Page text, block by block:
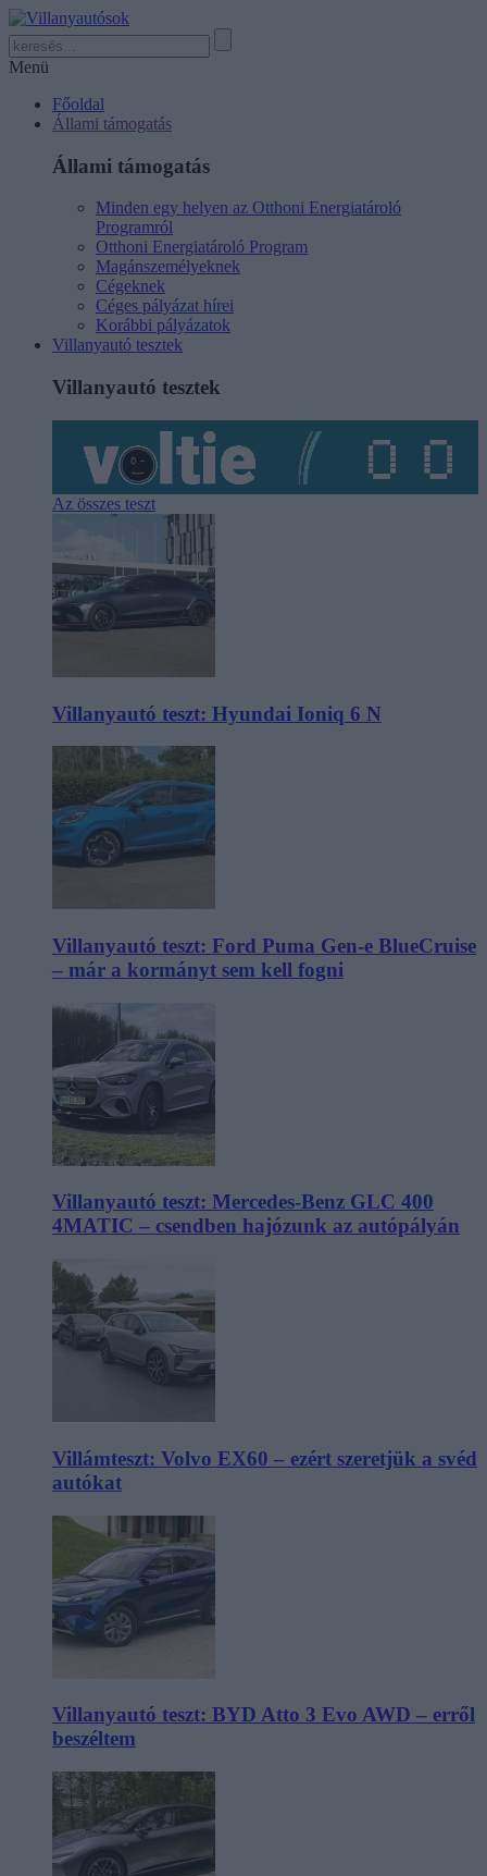
Menü
Főoldal
Állami támogatás
Állami támogatás
Minden egy helyen az Otthoni Energiatároló
Programról
Otthoni Energiatároló Program
Magánszemélyeknek
Cégeknek
Céges pályázat hírei
Korábbi pályázatok
Villanyautó tesztek
Villanyautó tesztek
Az összes teszt
Villanyautó teszt: Hyundai Ioniq 6 N
Villanyautó teszt: Ford Puma Gen-e BlueCruise
– már a kormányt sem kell fogni
Villanyautó teszt: Mercedes-Benz GLC 400
4MATIC – csendben hajózunk az autópályán
Villámteszt: Volvo EX60 – ezért szeretjük a svéd
autókat
Villanyautó teszt: BYD Atto 3 Evo AWD – erről
beszéltem